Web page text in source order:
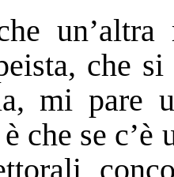
che
mi pare
che se